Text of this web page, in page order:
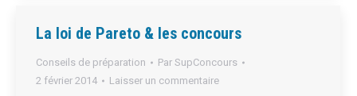
La loi de Pareto & les concours
Conseils de préparation Par SupConcours
2 février 2014
Laisser un commentaire